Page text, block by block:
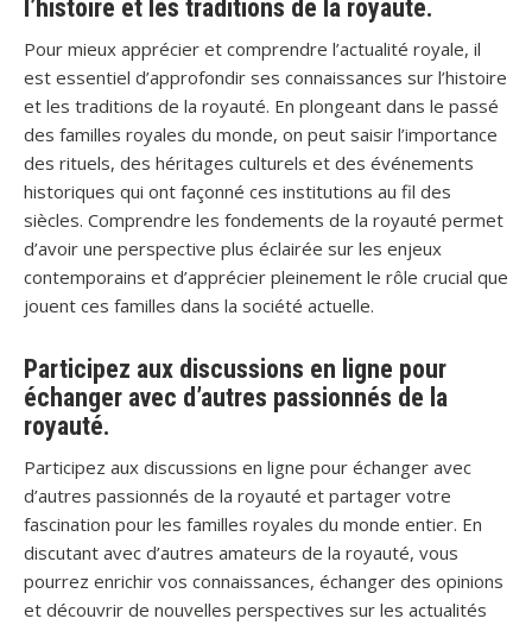
l’histoire et les traditions de la royauté.
Pour mieux apprécier et comprendre l’actualité royale, il
est essentiel d’approfondir ses connaissances sur l’histoire
et les traditions de la royauté. En plongeant dans le passé
des familles royales du monde, on peut saisir l’importance
des rituels, des héritages culturels et des événements
historiques qui ont façonné ces institutions au fil des
siècles. Comprendre les fondements de la royauté permet
d’avoir une perspective plus éclairée sur les enjeux
contemporains et d’apprécier pleinement le rôle crucial que
jouent ces familles dans la société actuelle.
Participez aux discussions en ligne pour
échanger avec d’autres passionnés de la
royauté.
Participez aux discussions en ligne pour échanger avec
d’autres passionnés de la royauté et partager votre
fascination pour les familles royales du monde entier. En
discutant avec d’autres amateurs de la royauté, vous
pourrez enrichir vos connaissances, échanger des opinions
et découvrir de nouvelles perspectives sur les actualités